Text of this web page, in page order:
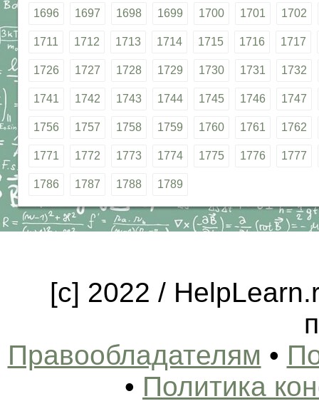
1696 1697 1698 1699 1700 1701 1702
1711 1712 1713 1714 1715 1716 1717
1726 1727 1728 1729 1730 1731 1732
1741 1742 1743 1744 1745 1746 1747
1756 1757 1758 1759 1760 1761 1762
1771 1772 1773 1774 1775 1776 1777
1786 1787 1788 1789
[c] 2022 /
Правообладателям •
• Политика